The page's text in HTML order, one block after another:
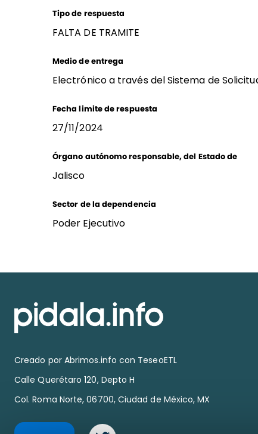
Tipo de respuesta
FALTA DE TRAMITE
Medio de entrega
Electrónico a través del Sistema de
Fecha limite de respuesta
27/11/2024
Órgano autónomo responsable, del Estado de
Jalisco
Sector de la dependencia
Poder Ejecutivo
Creado por Abrimos.info con TeseoETL
Calle Querétaro 120, Depto H
Col. Roma Norte, 06700, Ciudad de México, MX